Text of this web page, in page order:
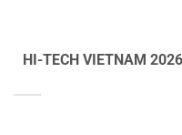
HI-TECH VIETNAM